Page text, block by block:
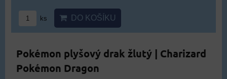
ks DO KOŠÍKU
Pokémon plyšový drak žlutý | Charizard
Pokémon Dragon